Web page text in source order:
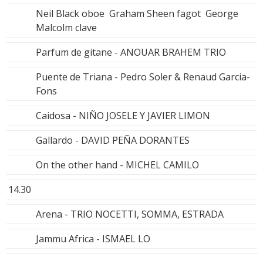
Neil Black oboe Graham Sheen fagot George
Malcolm clave
Parfum de gitane - ANOUAR BRAHEM TRIO
Puente de Triana - Pedro Soler & Renaud Garcia-
Fons
Caidosa - NIÑO JOSELE Y JAVIER LIMON
Gallardo - DAVID PEÑA DORANTES
On the other hand - MICHEL CAMILO
14.30
Arena - TRIO NOCETTI, SOMMA, ESTRADA
Jammu Africa - ISMAEL LO